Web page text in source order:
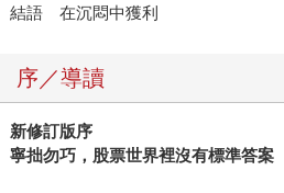
結語 在沉悶中獲利
序／導讀
新修訂版序
寧拙勿巧，股票世界裡沒有標準答案